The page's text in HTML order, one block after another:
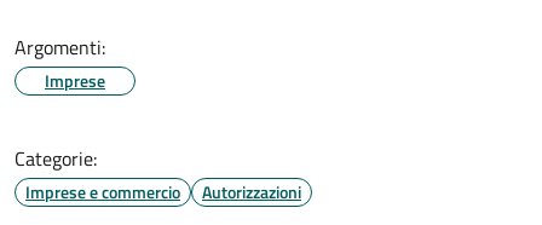
Argomenti:
Imprese
Categorie:
Imprese e commercio Autorizzazioni